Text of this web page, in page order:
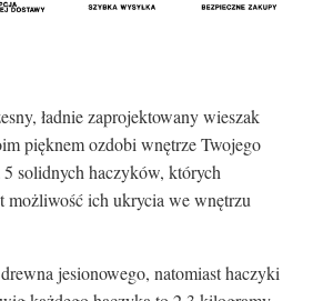
ładnie zaprojektowany wieszak
pięknem ozdobi wnętrze Twojego
solidnych haczyków, których
możliwość ich ukrycia we wnętrzu
jesionowego, natomiast haczyki